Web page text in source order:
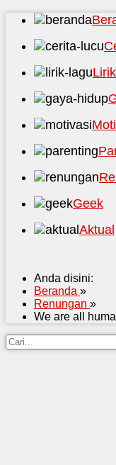
Geek
Aktual
Anda disini:
Beranda »
Renungan »
We are all